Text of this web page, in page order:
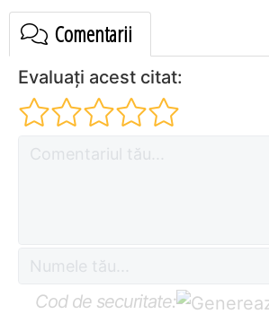
Comentarii
Evaluați acest citat:
Cod de securitate: